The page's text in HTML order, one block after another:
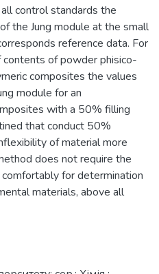
control standards the
the Jung module at the small
reference data. For
of powder phisico-
composites the values
module for an
with a 50% filling
that conduct 50%
of material more
does not require the
for determination
materials, above all